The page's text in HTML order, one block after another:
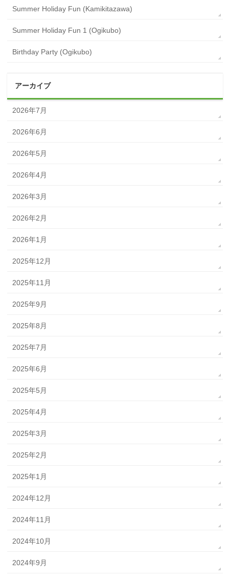
Summer Holiday Fun (Kamikitazawa)
Summer Holiday Fun 1 (Ogikubo)
Birthday Party (Ogikubo)
アーカイブ
2026年7月
2026年6月
2026年5月
2026年4月
2026年3月
2026年2月
2026年1月
2025年12月
2025年11月
2025年9月
2025年8月
2025年7月
2025年6月
2025年5月
2025年4月
2025年3月
2025年2月
2025年1月
2024年12月
2024年11月
2024年10月
2024年9月